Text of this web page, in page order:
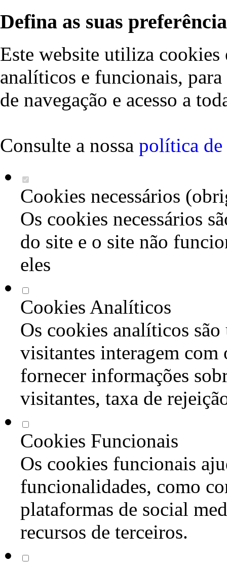
Defina as suas
Este website utiliza cookies
analíticos e funcionais,
de navegação e acesso a
Consulte a nossa política de
Cookies necessários
Os cookies necessários
do site e o site não
eles
Cookies Analíticos
Os cookies analíticos são
visitantes interagem com
fornecer informações
visitantes, taxa de
Cookies Funcionais
Os cookies funcionais
funcionalidades, como
plataformas de social
recursos de terceiros.